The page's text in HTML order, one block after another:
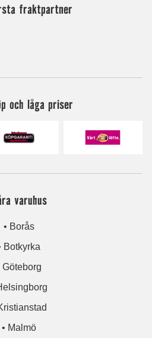
fraktpartner
och låga priser
varuhus
• Borås
Botkyrka
Göteborg
• Malmö